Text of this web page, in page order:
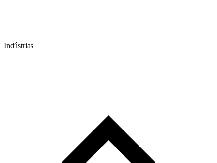
Indústrias